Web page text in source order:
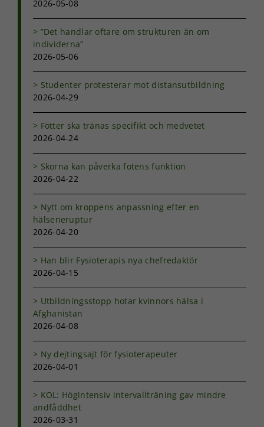
2026-05-08
”Det handlar oftare om strukturen än om
individerna”
2026-05-06
Studenter protesterar mot distansutbildning
2026-04-29
Fötter ska tränas specifikt och medvetet
2026-04-24
Skorna kan påverka fotens funktion
2026-04-22
Nytt om kroppens anpassning efter en
hälseneruptur
2026-04-20
Han blir Fysioterapis nya chefredaktör
2026-04-15
Utbildningsstopp hotar kvinnors hälsa i
Afghanistan
2026-04-08
Ny dejtingsajt för fysioterapeuter
2026-04-01
KOL: Högintensiv intervallträning gav mindre
andfåddhet
2026-03-31
Upplevelse
möjligt under
Om du nekar
de här
att försvinna
intressen och ditt
surfar ökar du
chansen att få se